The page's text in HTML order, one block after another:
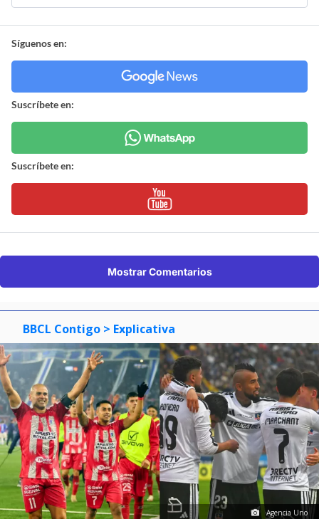
Síguenos en:
Suscríbete en:
Suscríbete en:
Mostrar Comentarios
BBCL Contigo > Explicativa
Agencia Uno